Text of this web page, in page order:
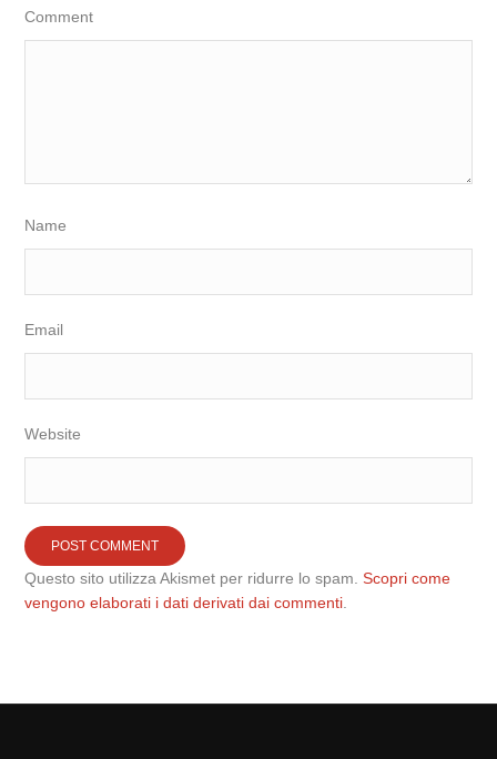
Comment
Name
Email
Website
Questo sito utilizza Akismet per ridurre lo spam.Scopri come
vengono elaborati i dati derivati dai commenti